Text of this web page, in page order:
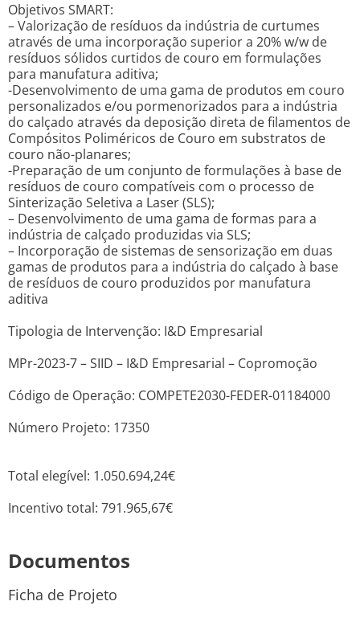
Objetivos SMART:
– Valorização de resíduos da indústria de curtumes
através de uma incorporação superior a 20% w/w de
resíduos sólidos curtidos de couro em formulações
para manufatura aditiva;
-Desenvolvimento de uma gama de produtos em couro
personalizados e/ou pormenorizados para a indústria
do calçado através da deposição direta de filamentos de
Compósitos Poliméricos de Couro em substratos de
couro não-planares;
-Preparação de um conjunto de formulações à base de
resíduos de couro compatíveis com o processo de
Sinterização Seletiva a Laser (SLS);
– Desenvolvimento de uma gama de formas para a
indústria de calçado produzidas via SLS;
– Incorporação de sistemas de sensorização em duas
gamas de produtos para a indústria do calçado à base
de resíduos de couro produzidos por manufatura
aditiva
Tipologia de Intervenção: I&D Empresarial
MPr-2023-7 – SIID – I&D Empresarial – Copromoção
Código de Operação: COMPETE2030-FEDER-01184000
Número Projeto: 17350
Total elegível: 1.050.694,24€
Incentivo total: 791.965,67€
Documentos
Ficha de Projeto